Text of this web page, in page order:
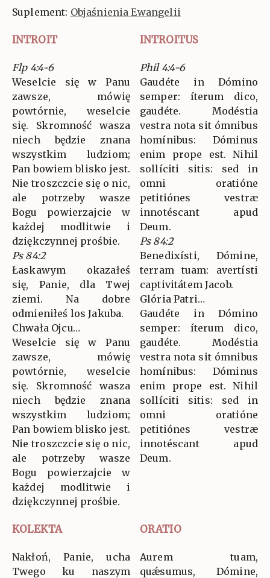
Suplement: Objaśnienia Ewangelii
INTROIT INTROITUS
Flp 4:4-6
Weselcie się w Panu
zawsze, mówię
powtórnie, weselcie
się. Skromność wasza
niech będzie znana
wszystkim ludziom;
Pan bowiem blisko jest.
Nie troszczcie się o nic,
ale potrzeby wasze
Bogu powierzajcie w
każdej modlitwie i
dziękczynnej prośbie.
Ps 84:2
Łaskawym okazałeś
się, Panie, dla Twej
ziemi. Na dobre
odmieniłeś los Jakuba.
Chwała Ojcu…
Weselcie się w Panu
zawsze, mówię
powtórnie, weselcie
się. Skromność wasza
niech będzie znana
wszystkim ludziom;
Pan bowiem blisko jest.
Nie troszczcie się o nic,
ale potrzeby wasze
Bogu powierzajcie w
każdej modlitwie i
dziękczynnej prośbie.
Phil 4:4-6
Gaudéte in Dómino
semper: íterum dico,
gaudéte. Modéstia
vestra nota sit ómnibus
homínibus: Dóminus
enim prope est. Nihil
sollíciti sitis: sed in
omni oratióne
petitiónes vestræ
innotéscant apud
Deum.
Ps 84:2
Benedixísti, Dómine,
terram tuam: avertísti
captivitátem Jacob.
Glória Patri…
Gaudéte in Dómino
semper: íterum dico,
gaudéte. Modéstia
vestra nota sit ómnibus
homínibus: Dóminus
enim prope est. Nihil
sollíciti sitis: sed in
omni oratióne
petitiónes vestræ
innotéscant apud
Deum.
KOLEKTA ORATIO
Nakłoń, Panie, ucha
Twego ku naszym
Aurem tuam,
quǽsumus, Dómine,